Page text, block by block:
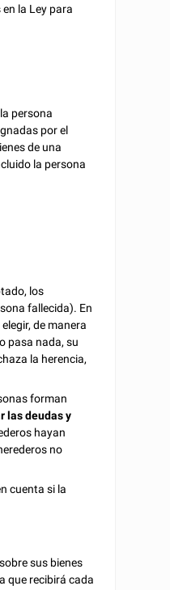
la Ley para
persona
por el
de una
la persona
los
fallecida). En
de manera
pasa nada, su
la herencia,
forman
las deudas y
hayan
no
cuenta si la
sus bienes
que recibirá cada